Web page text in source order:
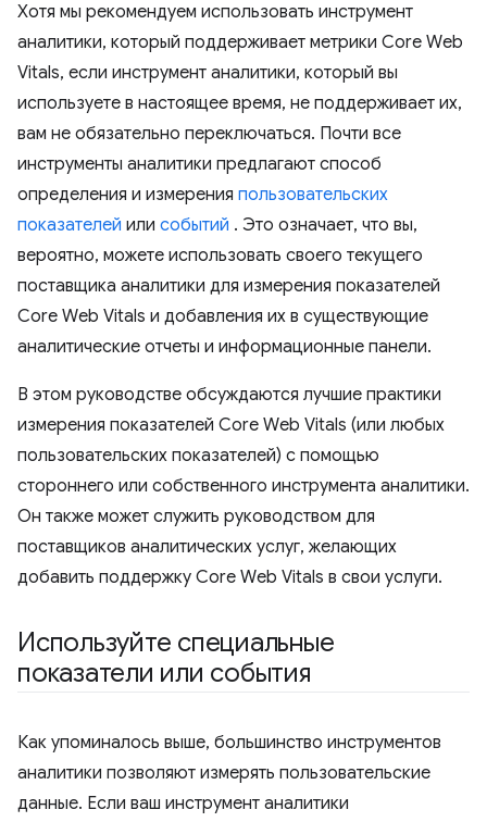
Хотя мы рекомендуем использовать инструмент
аналитики, который поддерживает метрики Core Web
Vitals, если инструмент аналитики, который вы
используете в настоящее время, не поддерживает их,
вам не обязательно переключаться. Почти все
инструменты аналитики предлагают способ
определения и измерения пользовательских
показателей или событий . Это означает, что вы,
вероятно, можете использовать своего текущего
поставщика аналитики для измерения показателей
Core Web Vitals и добавления их в существующие
аналитические отчеты и информационные панели.
В этом руководстве обсуждаются лучшие практики
измерения показателей Core Web Vitals (или любых
пользовательских показателей) с помощью
стороннего или собственного инструмента аналитики.
Он также может служить руководством для
поставщиков аналитических услуг, желающих
добавить поддержку Core Web Vitals в свои услуги.
Используйте специальные
показатели или события
Как упоминалось выше, большинство инструментов
аналитики позволяют измерять пользовательские
данные. Если ваш инструмент аналитики